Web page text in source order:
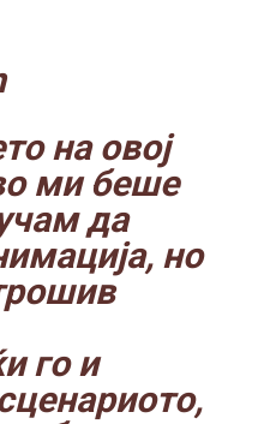
на овој
ми беше
да
но
го и